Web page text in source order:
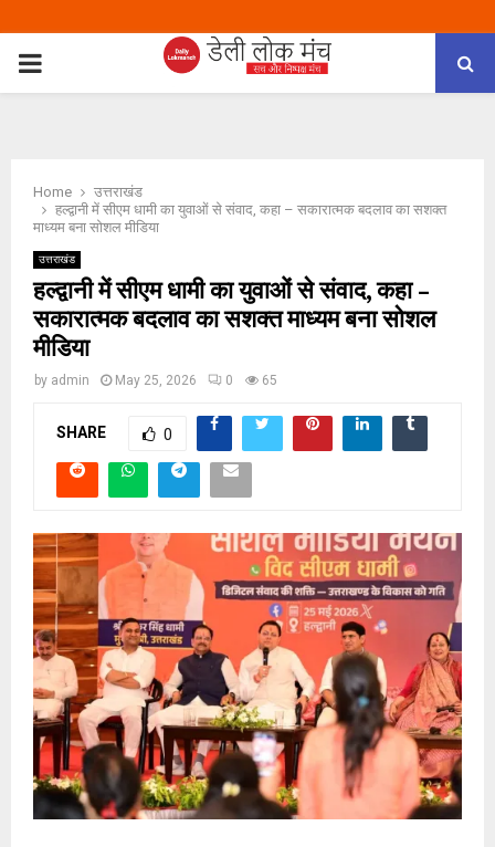
PRIMARY
Home
उत्तराखंड
हल्द्वानी में सीएम धामी का युवाओं से संवाद, कहा – सकारात्मक बदलाव का सशक्त
माध्यम बना सोशल मीडिया
उत्तराखंड
हल्द्वानी में सीएम धामी का युवाओं से संवाद, कहा –
सकारात्मक बदलाव का सशक्त माध्यम बना सोशल
मीडिया
by admin May 25, 2026 0 65
SHARE 0